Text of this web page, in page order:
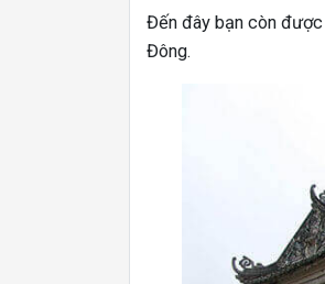
Đến đây bạn còn được
Đông.